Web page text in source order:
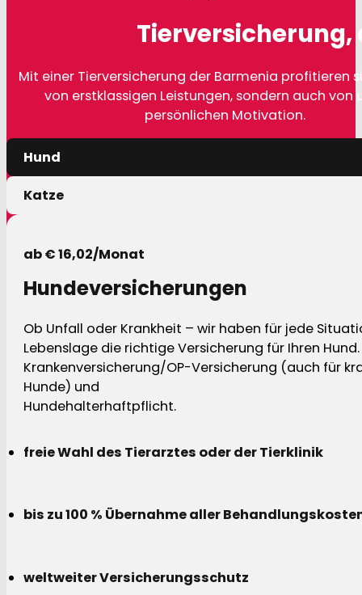
Tierversicherung,
Mit einer Tierversicherung der Barmenia profitieren
von erstklassigen Leistungen, sondern auch von
persönlichen Motivation.
Hund
Katze
ab € 16,02/Monat
Hundeversicherungen
Ob Unfall oder Krankheit – wir haben für jede
Lebenslage die richtige Versicherung für Ihren Hund.
Krankenversicherung/OP-Versicherung (auch für
Hunde) und
Hundehalterhaftpflicht.
freie Wahl des Tierarztes oder der Tierklinik
bis zu 100 % Übernahme aller
weltweiter Versicherungsschutz